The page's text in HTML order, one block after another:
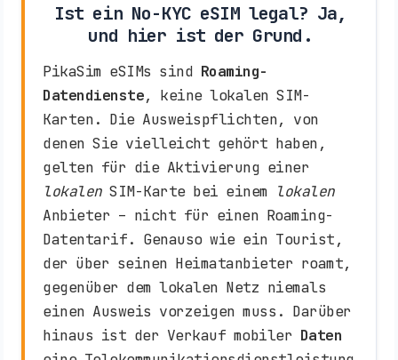
Ist ein No-KYC eSIM legal? Ja,
und hier ist der Grund.
PikaSim eSIMs sind Roaming-
Datendienste, keine lokalen SIM-
Karten. Die Ausweispflichten, von
denen Sie vielleicht gehört haben,
gelten für die Aktivierung einer
lokalenSIM-Karte bei einem lokalen
Anbieter – nicht für einen Roaming-
Datentarif. Genauso wie ein Tourist,
der über seinen Heimatanbieter roamt,
gegenüber dem lokalen Netz niemals
einen Ausweis vorzeigen muss. Darüber
hinaus ist der Verkauf mobiler Daten